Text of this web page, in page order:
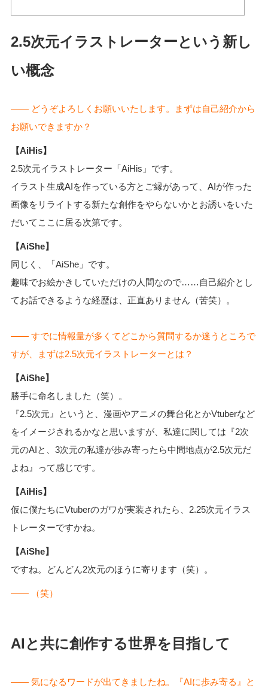
2.5次元イラストレーターという新し
い概念
―― どうぞよろしくお願いいたします。まずは自己紹介から
お願いできますか？
【AiHis】
2.5次元イラストレーター「AiHis」です。
イラスト生成AIを作っている方とご縁があって、AIが作った
画像をリライトする新たな創作をやらないかとお誘いをいた
だいてここに居る次第です。
【AiShe】
同じく、「AiShe」です。
趣味でお絵かきしていただけの人間なので……自己紹介とし
てお話できるような経歴は、正直ありません（苦笑）。
―― すでに情報量が多くてどこから質問するか迷うところで
すが、まずは2.5次元イラストレーターとは？
【AiShe】
勝手に命名しました（笑）。
『2.5次元』というと、漫画やアニメの舞台化とかVtuberなど
をイメージされるかなと思いますが、私達に関しては『2次
元のAIと、3次元の私達が歩み寄ったら中間地点が2.5次元だ
よね』って感じです。
【AiHis】
仮に僕たちにVtuberのガワが実装されたら、2.25次元イラス
トレーターですかね。
【AiShe】
ですね。どんどん2次元のほうに寄ります（笑）。
―― （笑）
AIと共に創作する世界を目指して
―― 気になるワードが出てきましたね。『AIに歩み寄る』と